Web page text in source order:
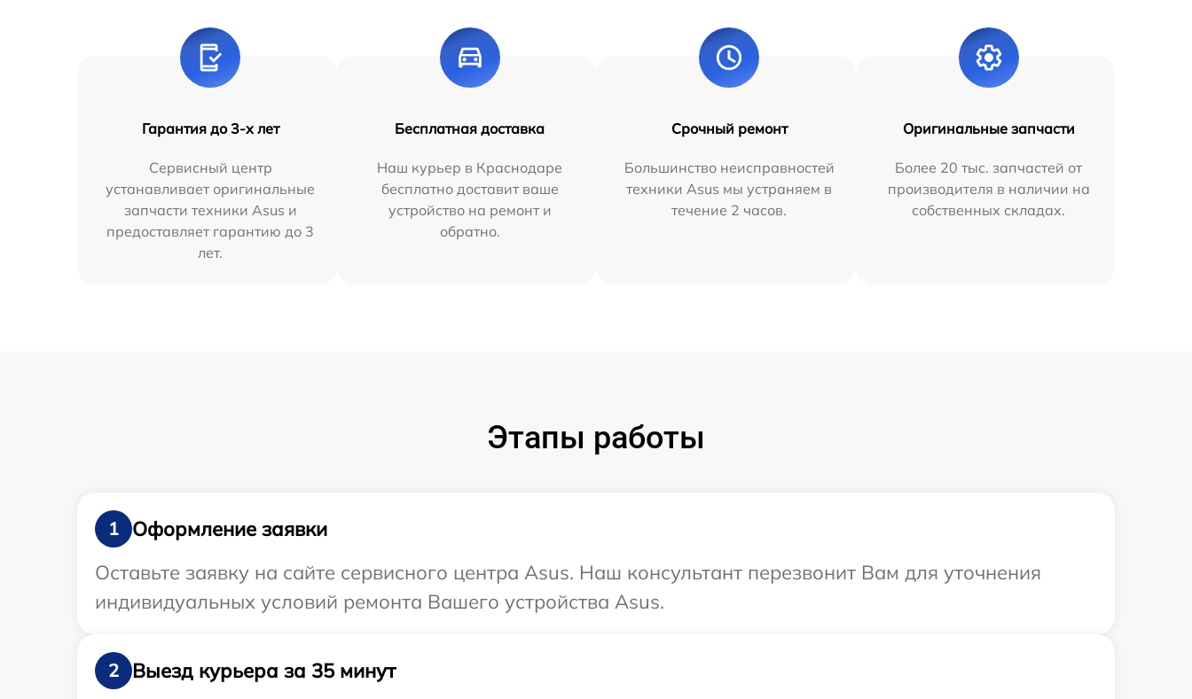
Гарантия до 3-х лет
Сервисный центр
устанавливает оригинальные
запчасти техники Asus и
предоставляет гарантию до 3
лет.
Бесплатная доставка
Наш курьер в Краснодаре
бесплатно доставит ваше
устройство на ремонт и
обратно.
Срочный ремонт
Большинство неисправностей
техники Asus мы устраняем в
течение 2 часов.
Оригинальные запчасти
Более 20 тыс. запчастей от
производителя в наличии на
собственных складах.
Этапы работы
1
Оформление заявки
Оставьте заявку на сайте сервисного центра Asus. Наш консультант перезвонит Вам для уточнения
индивидуальных условий ремонта Вашего устройства Asus.
2
Выезд курьера за 35 минут